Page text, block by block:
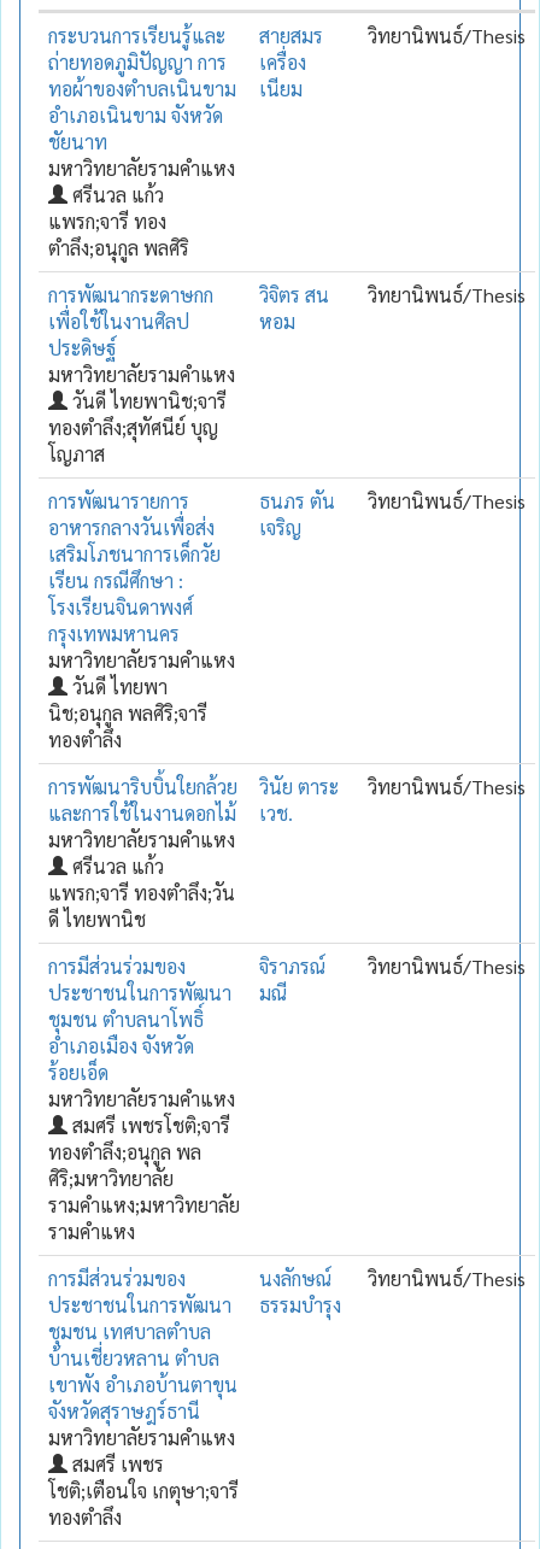
กระบวนการเรียนรู้และ
ถ่ายทอดภูมิปัญญา การ
ทอผ้าของตำบลเนินขาม
อำเภอเนินขาม จังหวัด
ชัยนาท
มหาวิทยาลัยรามคำแหง
ศรีนวล แก้ว
แพรก;จารี ทอง
ตำลึง;อนุกูล พลศิริ
สายสมร
เครื่อง
เนียม
วิทยานิพนธ์/Thesis
การพัฒนากระดาษกก
เพื่อใช้ในงานศิลป
ประดิษฐ์
มหาวิทยาลัยรามคำแหง
วันดี ไทยพานิช;จารี
ทองตำลึง;สุทัศนีย์ บุญ
โญภาส
วิจิตร สน
หอม
วิทยานิพนธ์/Thesis
การพัฒนารายการ
อาหารกลางวันเพื่อส่ง
เสริมโภชนาการเด็กวัย
เรียน กรณีศึกษา :
โรงเรียนจินดาพงศ์
กรุงเทพมหานคร
มหาวิทยาลัยรามคำแหง
วันดี ไทยพา
นิช;อนุกูล พลศิริ;จารี
ทองตำลึง
ธนภร ตัน
เจริญ
วิทยานิพนธ์/Thesis
การพัฒนาริบบิ้นใยกล้วย
และการใช้ในงานดอกไม้
มหาวิทยาลัยรามคำแหง
ศรีนวล แก้ว
แพรก;จารี ทองตำลึง;วัน
ดี ไทยพานิช
วินัย ตาระ
เวช.
วิทยานิพนธ์/Thesis
การมีส่วนร่วมของ
ประชาชนในการพัฒนา
ชุมชน ตำบลนาโพธิ์
อำเภอเมือง จังหวัด
ร้อยเอ็ด
มหาวิทยาลัยรามคำแหง
สมศรี เพชรโชติ;จารี
ทองตำลึง;อนุกูล พล
ศิริ;มหาวิทยาลัย
รามคำแหง;มหาวิทยาลัย
รามคำแหง
จิราภรณ์
มณี
วิทยานิพนธ์/Thesis
การมีส่วนร่วมของ
ประชาชนในการพัฒนา
ชุมชน เทศบาลตำบล
บ้านเชี่ยวหลาน ตำบล
เขาพัง อำเภอบ้านตาขุน
จังหวัดสุราษฎร์ธานี
มหาวิทยาลัยรามคำแหง
สมศรี เพชร
โชติ;เตือนใจ เกตุษา;จารี
ทองตำลึง
นงลักษณ์
ธรรมบำรุง
วิทยานิพนธ์/Thesis